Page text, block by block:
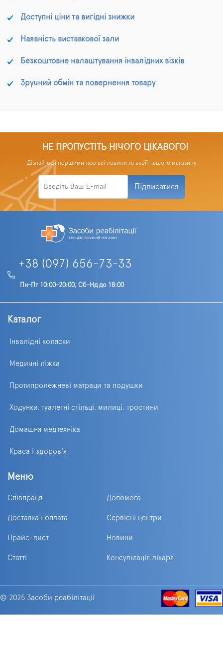
Доступні ціни та вигідні знижки
Наявність виставкової зали
Безкоштовне налаштування інвалідних візків
Зручний обмін та повернення товару
НЕ ПРОПУСТІТЬ НІЧОГО ЦІКАВОГО!
Дізнайтеся першими про всі новини та акції нашого магазину
Підписатися
+38 (097) 656-73-33
Пн-Пт 10:00-20:00, Сб-Нд до 18:00
Каталог
Інвалідні коляски
Медичні ліжка
Протипролежневі матраци та подушки
Ходунки, туалетні стільці, милиці, тростини
Домашня медтехніка
Краса і здоров'я
Меню
Співпраця Допомога
Доставка і оплата Сервісні центри
Прайс-лист Новини
Статті Консультація лікаря
© 2025 Засоби реабілітації